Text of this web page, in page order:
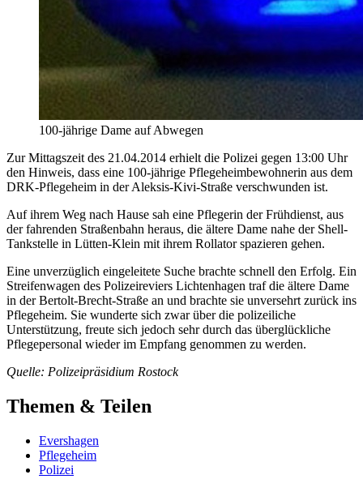
100-jährige Dame auf Abwegen
Zur Mittagszeit des 21.04.2014 erhielt die Polizei gegen 13:00 Uhr
den Hinweis, dass eine 100-jährige Pflegeheimbewohnerin aus dem
DRK-Pflegeheim in der Aleksis-Kivi-Straße verschwunden ist.
Auf ihrem Weg nach Hause sah eine Pflegerin der Frühdienst, aus
der fahrenden Straßenbahn heraus, die ältere Dame nahe der Shell-
Tankstelle in Lütten-Klein mit ihrem Rollator spazieren gehen.
Eine unverzüglich eingeleitete Suche brachte schnell den Erfolg. Ein
Streifenwagen des Polizeireviers Lichtenhagen traf die ältere Dame
in der Bertolt-Brecht-Straße an und brachte sie unversehrt zurück ins
Pflegeheim. Sie wunderte sich zwar über die polizeiliche
Unterstützung, freute sich jedoch sehr durch das überglückliche
Pflegepersonal wieder im Empfang genommen zu werden.
Quelle: Polizeipräsidium Rostock
Themen & Teilen
Evershagen
Pflegeheim
Polizei